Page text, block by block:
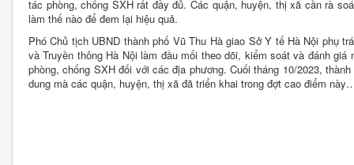
tác phòng, chống SXH rất đầy đủ. Các quận, huyện, thị xã cần rà
làm thế nào để đem lại hiệu quả.
Phó Chủ tịch UBND thành phố Vũ Thu Hà giao Sở Y tế Hà Nội phụ
và Truyền thông Hà Nội làm đầu mối theo dõi, kiểm soát và đánh
phòng, chống SXH đối với các địa phương. Cuối tháng 10/2023,
dung mà các quận, huyện, thị xã đã triển khai trong đợt cao điểm